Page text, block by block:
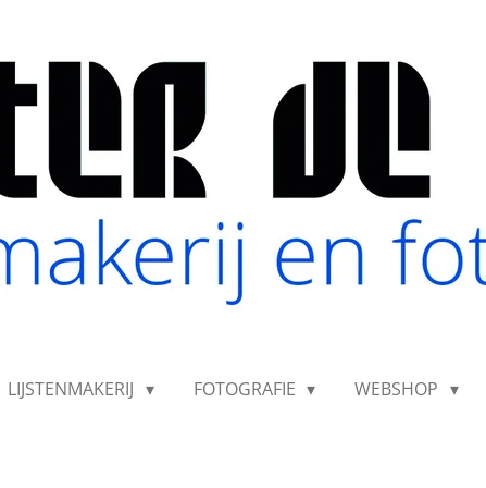
LIJSTENMAKERIJ FOTOGRAFIE WEBSHOP